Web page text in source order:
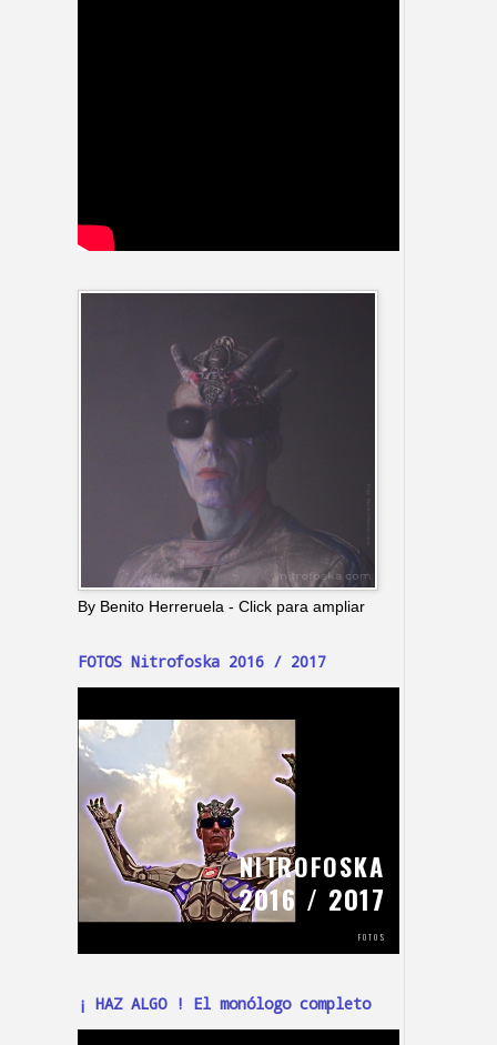
By Benito Herreruela - Click para ampliar
FOTOS Nitrofoska 2016 / 2017
¡ HAZ ALGO ! El monólogo completo